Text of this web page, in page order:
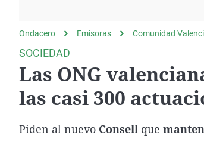
Operación
Negra
Ondacero Emisoras Comunidad
SOCIEDAD
Las ONG
las casi 300
Piden al nuevo Consell que